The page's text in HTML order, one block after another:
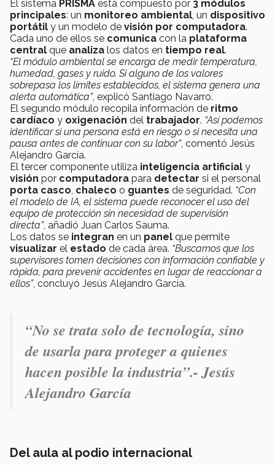
El sistema PRISMA está compuesto por 3 módulos
principales: un monitoreo ambiental , un dispositivo
portátil y un modelo de visión por computadora.
Cada uno de ellos se comunica con la plataforma
central que analiza los datos en tiempo real.
“El módulo ambiental se encarga de medir temperatura,
humedad, gases y ruido. Si alguno de los valores
sobrepasa los límites establecidos, el sistema genera una
alerta automática”, explicó Santiago Navarro.
El segundo módulo recopila información de ritmo
cardíaco y oxigenación del trabajador. “Así podemos
identificar si una persona está en riesgo o si necesita una
pausa antes de continuar con su labor”, comentó Jesús
Alejandro García.
El tercer componente utiliza inteligencia artificial y
visión por computadora para detectar si el personal
porta casco chaleco o guantes de seguridad. “Con
el modelo de IA, el sistema puede reconocer el uso del
equipo de protección sin necesidad de supervisión
directa”, añadió Juan Carlos Sauma.
Los datos se integran en un panel que permite
visualizar el estado de cada área. “Buscamos que los
supervisores tomen decisiones con información confiable y
rápida, para prevenir accidentes en lugar de reaccionar a
ellos”, concluyó Jesús Alejandro García.
“No se trata solo de tecnología, sino
de usarla para proteger a quienes
hacen posible la industria”.- Jesús
Alejandro García
Del aula al podio internacional